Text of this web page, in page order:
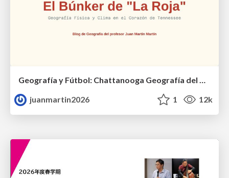
juanmartin2026
1 12k